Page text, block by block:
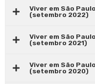
Viver em São
(setembro 2022)
Viver em São
(setembro 2021)
Viver em São
(setembro 2020)